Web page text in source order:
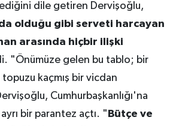
dile getiren Dervişoğlu,
olduğu gibi serveti harcayan
arasında hiçbir ilişki
"Önümüze gelen bu tablo; bir
kaçmış bir vicdan
Cumhurbaşkanlığı'na
bir parantez açtı. " Bütçe ve